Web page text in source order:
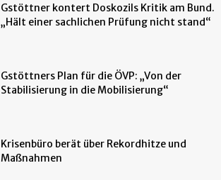
Gstöttner kontert Doskozils Kritik am Bund.
„Hält einer sachlichen Prüfung nicht stand“
Gstöttners Plan für die ÖVP: „Von der
Stabilisierung in die Mobilisierung“
Krisenbüro berät über Rekordhitze und
Maßnahmen